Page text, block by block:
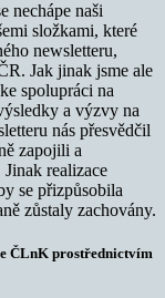
nechápe naši
složkami, které
newsletteru,
Jak jinak jsme ale
spolupráci na
a výzvy na
nás přesvědčil
zapojili a
realizace
se přizpůsobila
zůstaly zachovány.
ČLnK prostřednictvím